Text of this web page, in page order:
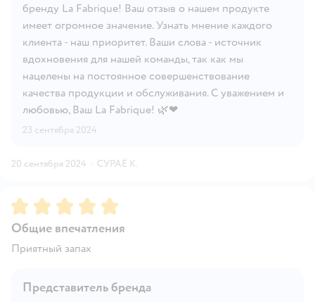
бренду La Fabrique! Ваш отзыв о нашем продукте
имеет огромное значение. Узнать мнение каждого
клиента - наш приоритет. Ваши слова - источник
вдохновения для нашей команды, так как мы
нацелены на постоянное совершенствование
качества продукции и обслуживания. С уважением и
любовью, Ваш La Fabrique! 🌿❤
23 сентября 2024
20 сентября 2024 · СУРАЁ К.
Рейтинг:5
Общие впечатления
Приятный запах
Представитель бренда